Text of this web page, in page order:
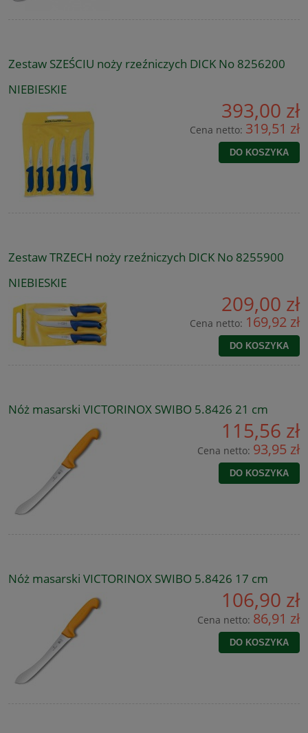
Zestaw SZEŚCIU noży rzeźniczych DICK No 8256200
NIEBIESKIE
393,00 zł
Cena netto: 319,51 zł
DO KOSZYKA
Zestaw TRZECH noży rzeźniczych DICK No 8255900
NIEBIESKIE
209,00 zł
Cena netto: 169,92 zł
DO KOSZYKA
Nóż masarski VICTORINOX SWIBO 5.8426 21 cm
115,56 zł
Cena netto: 93,95 zł
DO KOSZYKA
Nóż masarski VICTORINOX SWIBO 5.8426 17 cm
106,90 zł
Cena netto: 86,91 zł
DO KOSZYKA